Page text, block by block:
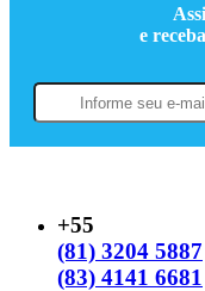
e
+55
(81) 3204 5887
(83) 4141 6681